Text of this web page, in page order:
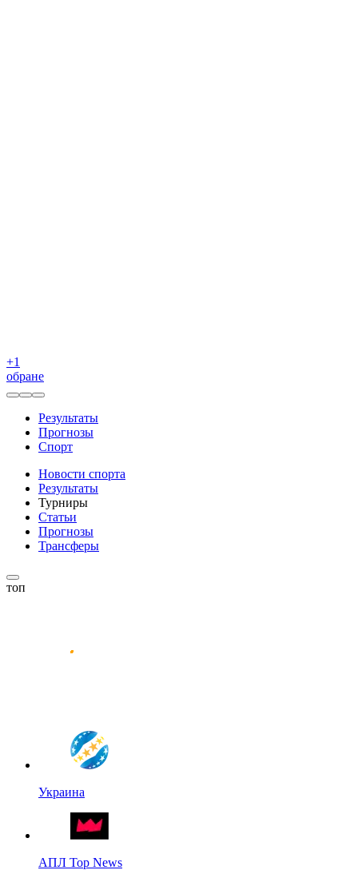
+1
обране
Результаты
Прогнозы
Спорт
Новости спорта
Результаты
Турниры
Статьи
Прогнозы
Трансферы
топ
Украина
АПЛ Top News